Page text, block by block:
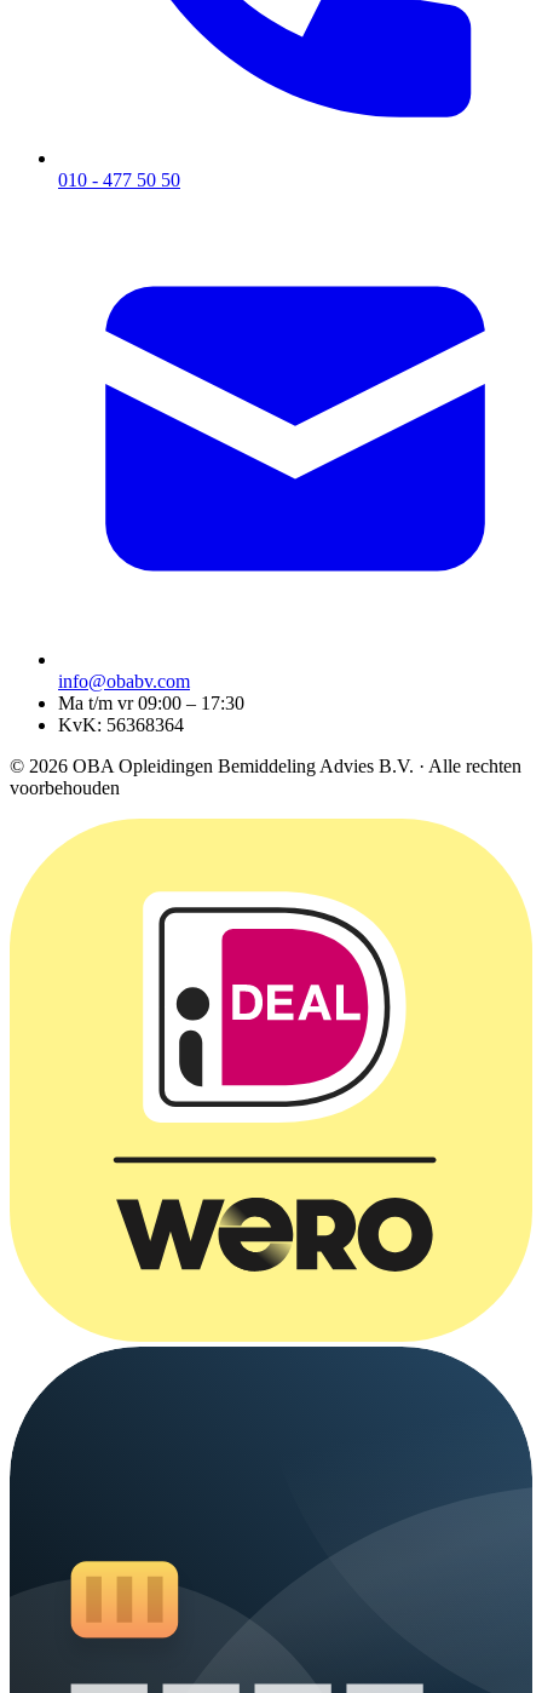
010 - 477 50 50
info@obabv.com
Ma t/m vr 09:00 – 17:30
KvK: 56368364
© 2026 OBA Opleidingen Bemiddeling Advies B.V. · Alle rechten
voorbehouden